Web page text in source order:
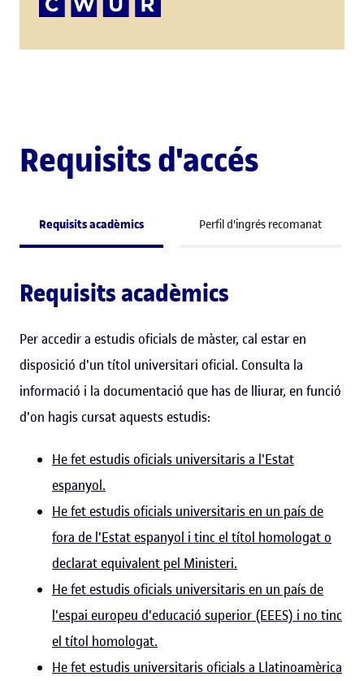
Requisits d'accés
Requisits acadèmics Perfil d'ingrés recomanat
Requisits acadèmics
Per accedir a estudis oficials de màster, cal estar en
disposició d'un títol universitari oficial. Consulta la
informació i la documentació que has de lliurar, en funció
d'on hagis cursat aquests estudis:
He fet estudis oficials universitaris a l'Estat
espanyol.
He fet estudis oficials universitaris en un país de
fora de l'Estat espanyol i tinc el títol homologat o
declarat equivalent pel Ministeri.
He fet estudis oficials universitaris en un país de
l'espai europeu d'educació superior (EEES) i no tinc
el títol homologat.
He fet estudis universitaris oficials a Llatinoamèrica